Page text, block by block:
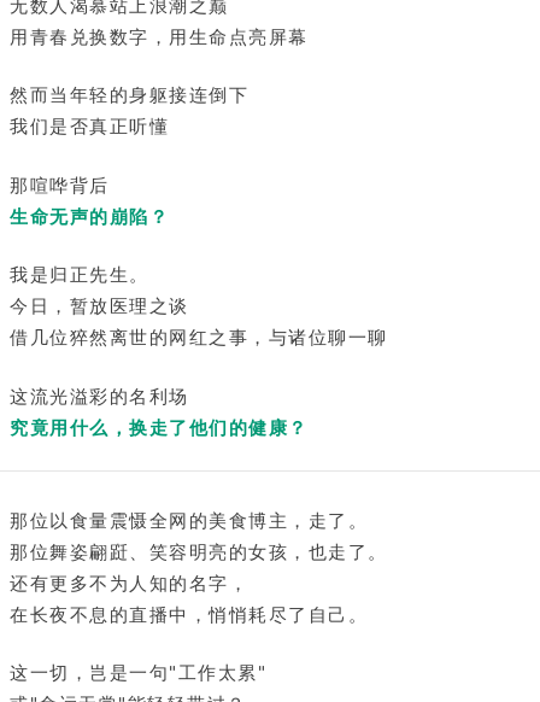
无数人渴慕站上浪潮之巅
用青春兑换数字，用生命点亮屏幕
然而当年轻的身躯接连倒下
我们是否真正听懂
那喧哗背后
生命无声的崩陷？
我是归正先生。
今日，暂放医理之谈
借几位猝然离世的网红之事，与诸位聊一聊
这流光溢彩的名利场
究竟用什么，换走了他们的健康？
那位以食量震慑全网的美食博主，走了。
那位舞姿翩跹、笑容明亮的女孩，也走了。
还有更多不为人知的名字，
在长夜不息的直播中，悄悄耗尽了自己。
这一切，岂是一句"工作太累"